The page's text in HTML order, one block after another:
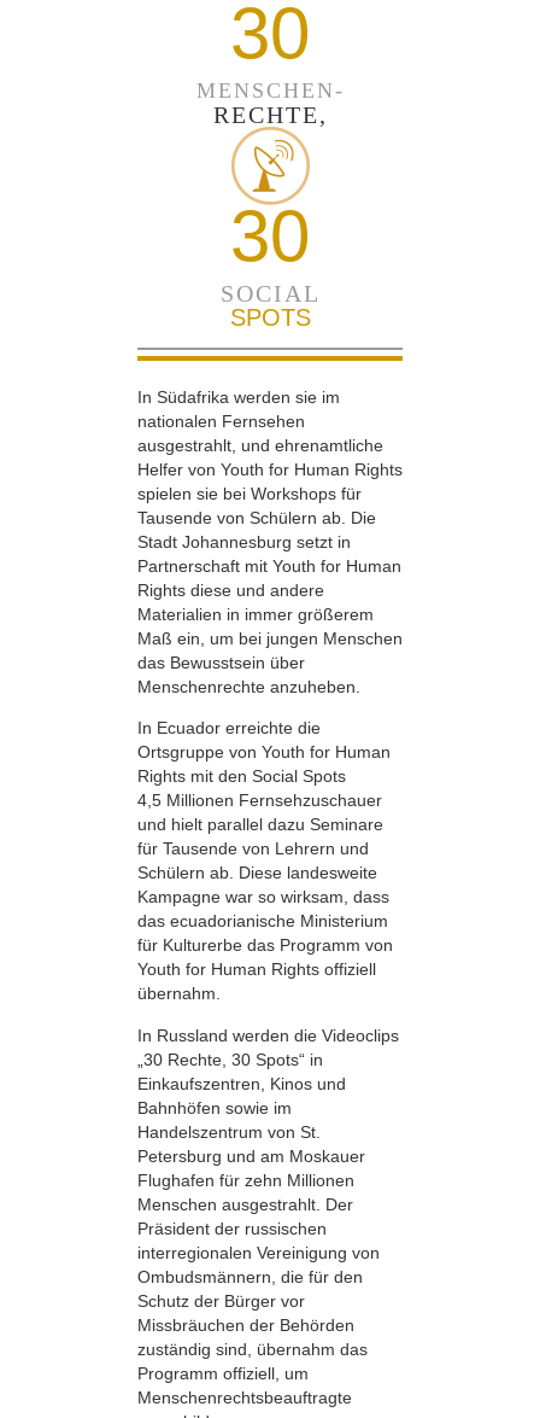
30
MENSCHEN-
RECHTE,
30
SOCIAL
SPOTS
In Südafrika werden sie im
nationalen Fernsehen
ausgestrahlt, und ehrenamtliche
Helfer von Youth for Human Rights
spielen sie bei Workshops für
Tausende von Schülern ab. Die
Stadt Johannesburg setzt in
Partnerschaft mit Youth for Human
Rights diese und andere
Materialien in immer größerem
Maß ein, um bei jungen Menschen
das Bewusstsein über
Menschenrechte anzuheben.
In Ecuador erreichte die
Ortsgruppe von Youth for Human
Rights mit den Social Spots
4,5 Millionen Fernsehzuschauer
und hielt parallel dazu Seminare
für Tausende von Lehrern und
Schülern ab. Diese landesweite
Kampagne war so wirksam, dass
das ecuadorianische Ministerium
für Kulturerbe das Programm von
Youth for Human Rights offiziell
übernahm.
In Russland werden die Videoclips
„30 Rechte, 30 Spots“ in
Einkaufszentren, Kinos und
Bahnhöfen sowie im
Handelszentrum von St.
Petersburg und am Moskauer
Flughafen für zehn Millionen
Menschen ausgestrahlt. Der
Präsident der russischen
interregionalen Vereinigung von
Ombudsmännern, die für den
Schutz der Bürger vor
Missbräuchen der Behörden
zuständig sind, übernahm das
Programm offiziell, um
Menschenrechtsbeauftragte